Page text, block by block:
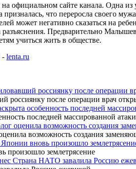
официальном сайте канала. Одна
призналась, что переросла своего
может негативно сказаться на
разъяснения. Предварительно
учиться жить в обществе.
- lenta.ru
россиянку после операции
особенность последней
оценила возможность создания
вновь произошло
Страна НАТО завалила Россию